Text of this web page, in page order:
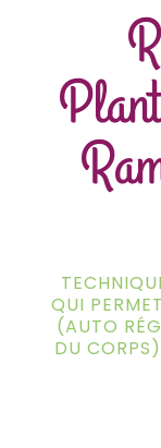
QUI
(AUTO
DU